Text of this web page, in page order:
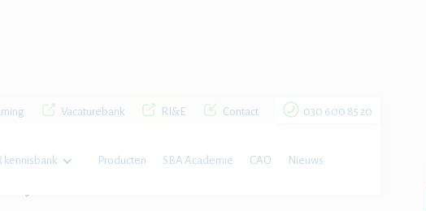
Vacaturebank RI&E Contact 030 600 85 20
kennisbank Producten SBA Academie CAO Nieuws
ouderen